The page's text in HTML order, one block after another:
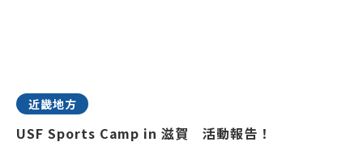
近畿地方
USF Sports Camp in 滋賀 活動報告！